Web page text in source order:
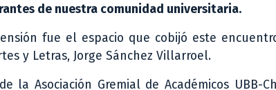
de nuestra comunidad universitaria.
fue el espacio que cobijó este
y Letras, Jorge Sánchez Villarroel.
la Asociación Gremial de Académicos UBB-